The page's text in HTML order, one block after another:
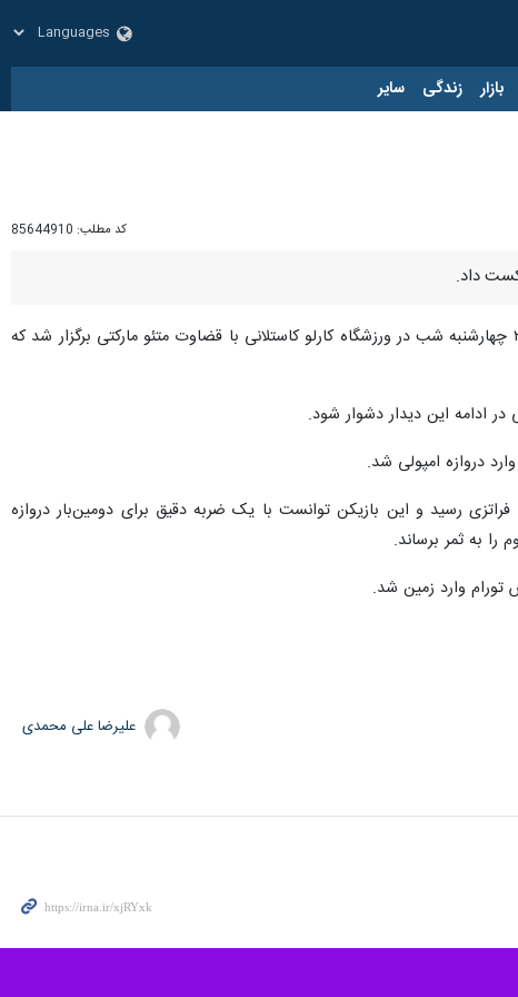
بازار زندگی سایر
کد مطلب: 85644910
، دیدار تیم‌های امپولی و اینترمیلان در چارچوب هفته دهم رقابت‌های فوتبال سری‌آ ایتالیا از ساعت ۲۱ چهارشنبه شب در ورزشگاه کارلو کاستلانی با قضاوت متئو مارکتی برگزار شد که
داویده فراتزی رسید و این بازیکن توانست با یک ضربه دقیق برای دومین‌بار دروازه
علیرضا علی محمدی